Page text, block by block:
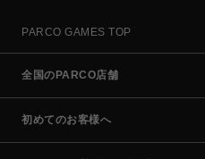
PARCO GAMES TOP
全国のPARCO店舗
初めてのお客様へ